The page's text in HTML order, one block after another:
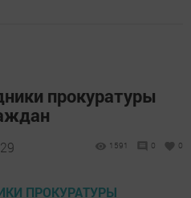
прокуратуры
1591 0 0